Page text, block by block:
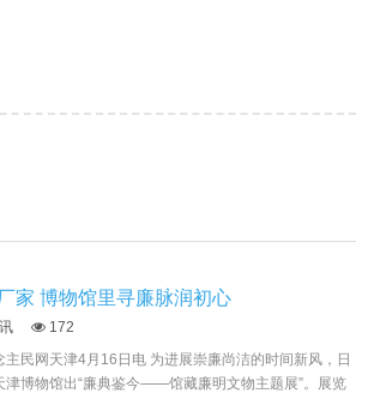
家 博物馆里寻廉脉润初心
172
主民网天津4月16日电 为进展崇廉尚洁的时间新风，日
津博物馆出“廉典鉴今——馆藏廉明文物主题展”。展览